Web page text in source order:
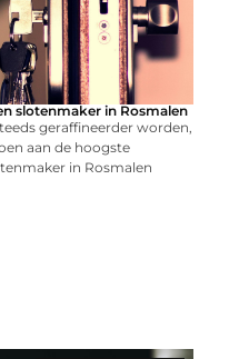
slotenmaker in Rosmalen
geraffineerder worden,
aan de hoogste
in Rosmalen